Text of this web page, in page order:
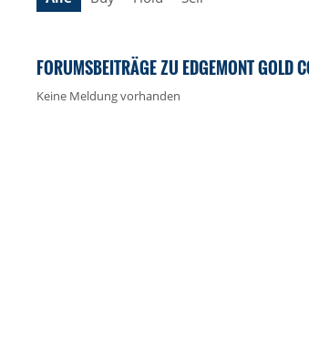
FORUMSBEITRÄGE ZU EDGEMONT GOLD
Keine Meldung vorhanden